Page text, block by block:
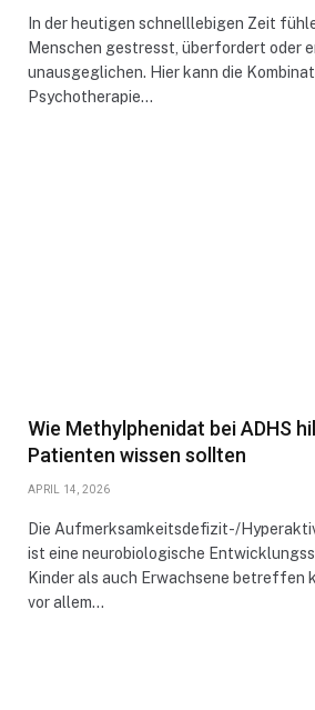
In der heutigen schnelllebigen Zeit
Menschen gestresst, überfordert oder
unausgeglichen. Hier kann die
Psychotherapie…
Wie Methylphenidat bei ADHS
Patienten wissen sollten
APRIL 14, 2026
Die Aufmerksamkeitsdefizit-/
ist eine neurobiologische
Kinder als auch Erwachsene betreffen
vor allem…